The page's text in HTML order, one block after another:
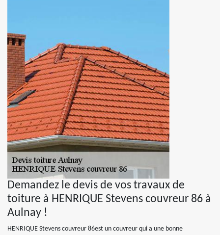
Demandez le devis de vos travaux de
toiture à HENRIQUE Stevens couvreur 86 à
Aulnay !
HENRIQUE Stevens couvreur 86est un couvreur qui a une bonne